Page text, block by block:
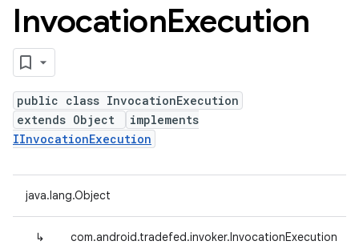
InvocationExecution
public class InvocationExecution
extends Object
implements
IInvocationExecution
java.lang.Object
↳ com.android.tradefed.invoker.InvocationExecution